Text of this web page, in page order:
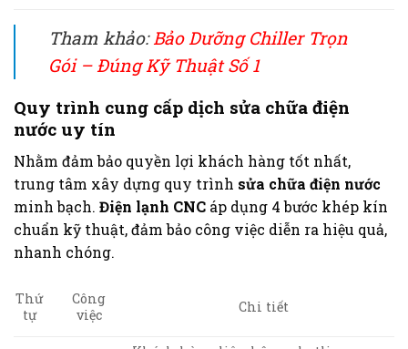
Tham khảo:Bảo Dưỡng Chiller Trọn
Gói – Đúng Kỹ Thuật Số 1
Quy trình cung cấp dịch sửa chữa điện
nước uy tín
Nhằm đảm bảo quyền lợi khách hàng tốt nhất,
trung tâm xây dựng quy trình sửa chữa điện nước
minh bạch. Điện lạnh CNC áp dụng 4 bước khép kín
chuẩn kỹ thuật, đảm bảo công việc diễn ra hiệu quả,
nhanh chóng.
Thứ
tự
Công
việc
Chi tiết